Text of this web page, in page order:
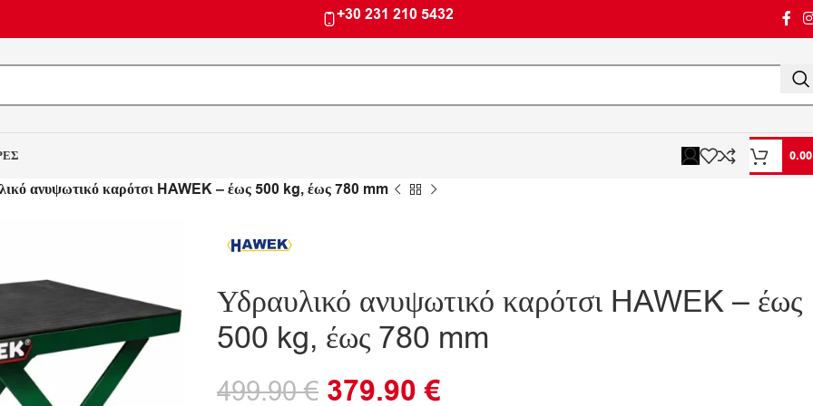
+30 231 210 5432
ανυψωτικό καρότσι HAWEK – έως 500 kg, έως 780 mm
Υδραυλικό ανυψωτικό καρότσι HAWEK – έως
500 kg, έως 780 mm
499.90€ 379.90€